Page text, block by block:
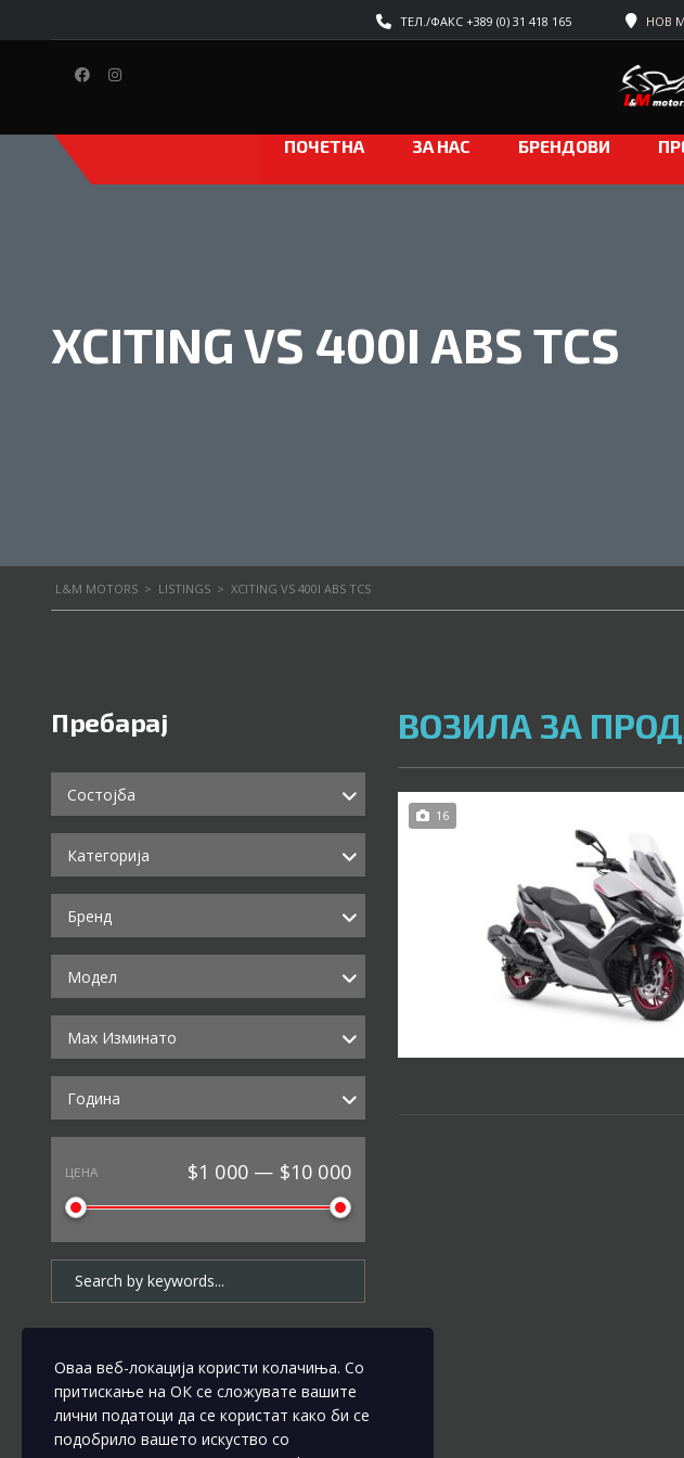
НОВ
ТЕЛ./ФАКС +389 (0) 31 418 165
ПОЧЕТНА ЗА НАС БРЕНДОВИ
XCITING VS 400I ABS TCS
L&M MOTORS > LISTINGS > XCITING VS 400I ABS TCS
Пребарај
Состојба
Категорија
Бренд
Модел
Max Изминато
Година
ЦЕНА $1 000 — $10 000
ВОЗИЛА ЗА
16
Оваа веб-локација користи колачиња. Со
притискање на ОК се сложувате вашите
лични податоци да се користат како би се
подобрило вашето искуство со